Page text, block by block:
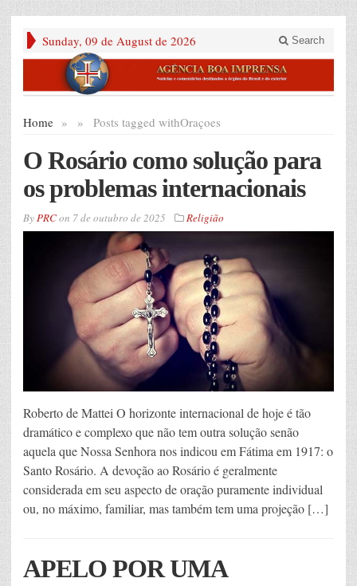
Sunday, 09 de August de 2026 Search
Home » Posts tagged with
» Oraçoes
O Rosário como solução para
os problemas internacionais
ByPRCon 7 de outubro de 2025 Religião
Roberto de Mattei O horizonte internacional de hoje é tão
dramático e complexo que não tem outra solução senão
aquela que Nossa Senhora nos indicou em Fátima em 1917: o
Santo Rosário. A devoção ao Rosário é geralmente
considerada em seu aspecto de oração puramente individual
ou, no máximo, familiar, mas também tem uma projeção […]
APELO POR UMA